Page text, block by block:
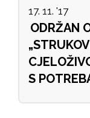
17. 11. '17
ODRŽAN
S